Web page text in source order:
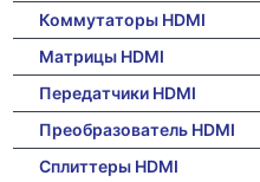
Коммутаторы HDMI
Матрицы HDMI
Передатчики HDMI
Преобразователь HDMI
Сплиттеры HDMI